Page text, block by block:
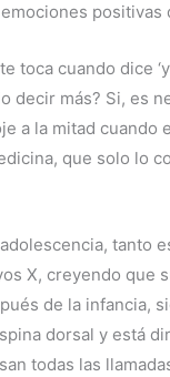
cuando dice
decir más? Si,
a la mitad
que solo lo
tanto
X, creyendo que
de la infancia,
dorsal y está
todas las